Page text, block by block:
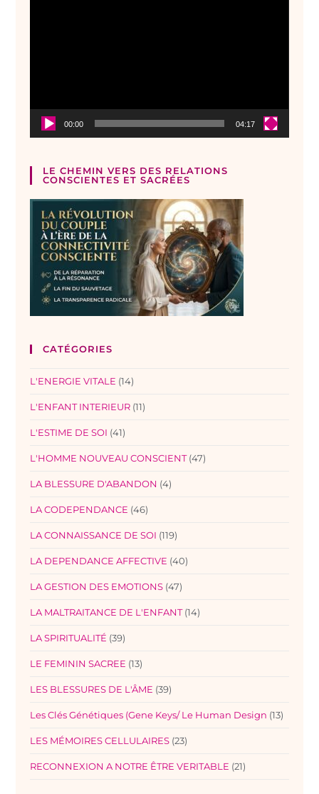
00:00 04:17
LE CHEMIN VERS DES RELATIONS
CONSCIENTES ET SACRÉES
CATÉGORIES
L'ENERGIE VITALE (14)
L'ENFANT INTERIEUR (11)
L'ESTIME DE SOI (41)
L'HOMME NOUVEAU CONSCIENT (47)
LA BLESSURE D'ABANDON (4)
LA CODEPENDANCE (46)
LA CONNAISSANCE DE SOI (119)
LA DEPENDANCE AFFECTIVE (40)
LA GESTION DES EMOTIONS (47)
LA MALTRAITANCE DE L'ENFANT (14)
LA SPIRITUALITÉ (39)
LE FEMININ SACREE (13)
LES BLESSURES DE L'ÂME (39)
Les Clés Génétiques (Gene Keys/ Le Human Design (13)
LES MÉMOIRES CELLULAIRES (23)
RECONNEXION A NOTRE ÊTRE VERITABLE (21)